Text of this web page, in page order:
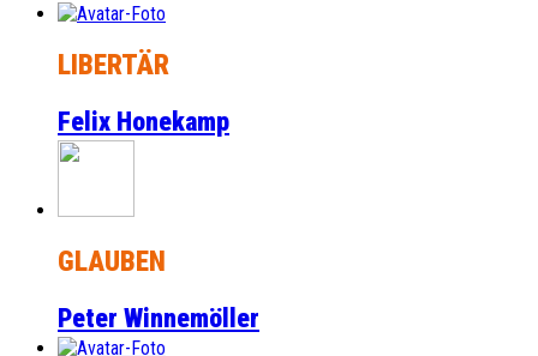
LIBERTÄR
Felix Honekamp
GLAUBEN
Peter Winnemöller